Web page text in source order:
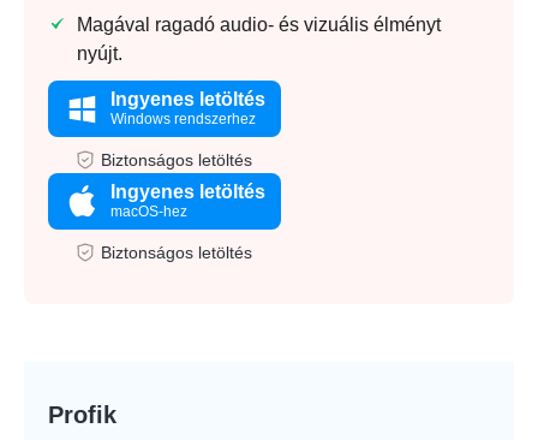
Magával ragadó audio- és vizuális élményt
nyújt.
Ingyenes letöltés
Windows rendszerhez
Biztonságos letöltés
Ingyenes letöltés
macOS-hez
Biztonságos letöltés
Profik